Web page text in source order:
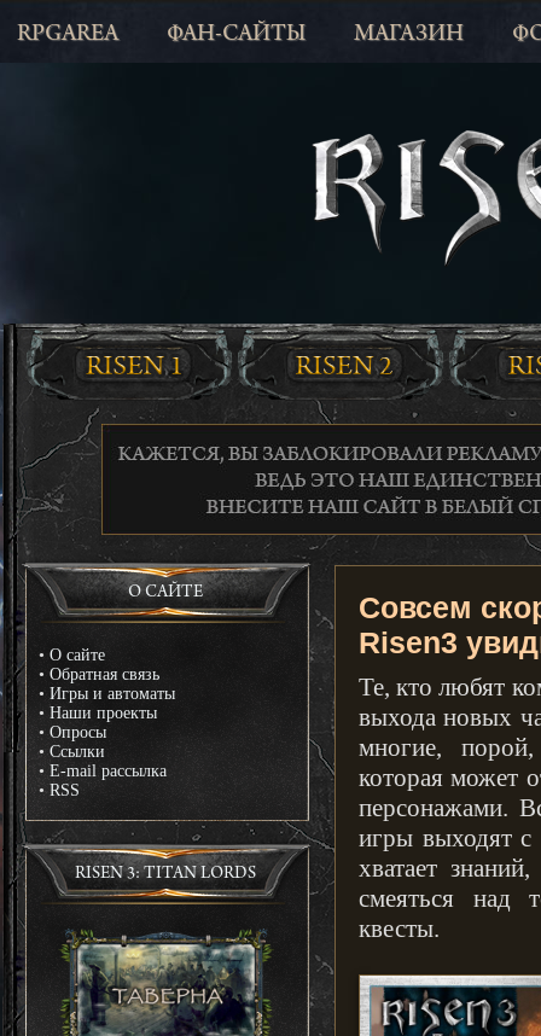
RPGAREA ФАН-САЙТЫ МАГАЗИН
О САЙТЕ
• О сайте
• Обратная связь
• Игры и автоматы
• Наши проекты
• Опросы
• Ссылки
• E-mail рассылка
• RSS
RISEN 3: TITAN LORDS
Совсем
Risen3
Те, кто любят
выхода новых
многие,
которая может
персонажами.
игры выходят с
хватает
смеяться над
квесты.